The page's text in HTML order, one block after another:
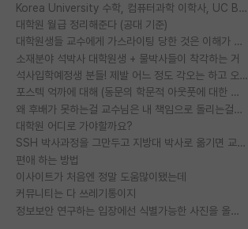
Korea University 수학, 컴퓨터과학 이학사, UC Berkeley 산업공학 대학원 공학박사가 되는 것은 쉽지 않겠죠?
대학원 월급 정리해준다 (공대 기준)
대학원생들 교수에게 가스라이팅 당한 것은 이해가 갑니다. 안타깝네요.
소재분야 석박사 대학원생 + 물박사들이 착각하는 거
석사입학예정생 분들! 제발 어느 정도 각오는 하고 오세요.
포스텍 억까에 대해 (동문의 학문적 아웃풋에 대한 반박)
왜 후배가 못하는걸 교수님은 내 책임으로 돌리는걸까요?
대학원 어디로 가야할까요?
SSH 박사과정을 그만두고 지방대 박사로 옮기면 교수의 꿈은 끝일까요?
편애 하는 방법
이사이트가 처음엔 정말 도움많이됐는데
커뮤니티는 다 쓰레기통이지
정보보안 연구하는 입장에선 식별가능한 사진을 올리는건 비추이긴함